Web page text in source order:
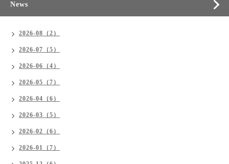
News
2026-08（2）
2026-07（5）
2026-06（4）
2026-05（7）
2026-04（6）
2026-03（5）
2026-02（6）
2026-01（7）